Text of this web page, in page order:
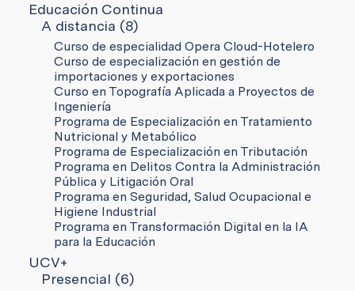
Educación Continua
A distancia (8)
Curso de especialidad Opera Cloud-Hotelero
Curso de especialización en gestión de
importaciones y exportaciones
Curso en Topografía Aplicada a Proyectos de
Ingeniería
Programa de Especialización en Tratamiento
Nutricional y Metabólico
Programa de Especialización en Tributación
Programa en Delitos Contra la Administración
Pública y Litigación Oral
Programa en Seguridad, Salud Ocupacional e
Higiene Industrial
Programa en Transformación Digital en la IA
para la Educación
UCV+
Presencial (6)